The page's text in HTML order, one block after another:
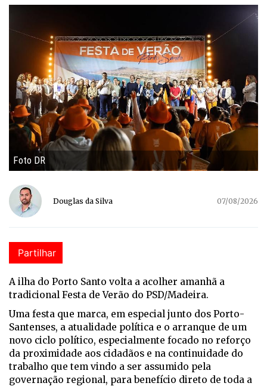
Foto DR
Douglas da Silva 07/08/2026
Partilhar
A ilha do Porto Santo volta a acolher amanhã a
tradicional Festa de Verão do PSD/Madeira.
Uma festa que marca, em especial junto dos Porto-
Santenses, a atualidade política e o arranque de um
novo ciclo político, especialmente focado no reforço
da proximidade aos cidadãos e na continuidade do
trabalho que tem vindo a ser assumido pela
governação regional, para benefício direto de toda a